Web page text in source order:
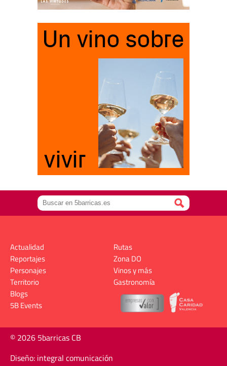
Actualidad
Reportajes
Personajes
Territorio
Rutas
Zona DO
Vinos y más
Gastronomía
Blogs
5B Events
© 2026 5barricas CB
Diseño: integral comunicación